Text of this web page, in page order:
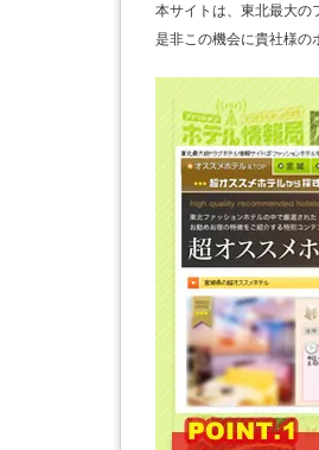
本サイトは、東北最大の
是非この機会に貴社様の